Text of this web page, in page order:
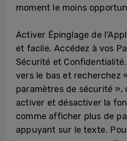
moment le moins
Activer Épinglage de
et facile. Accédez à vos
Sécurité et
vers le bas et recherchez
paramètres de sécurité »,
activer et désactiver la
comme afficher plus de
appuyant sur le texte.